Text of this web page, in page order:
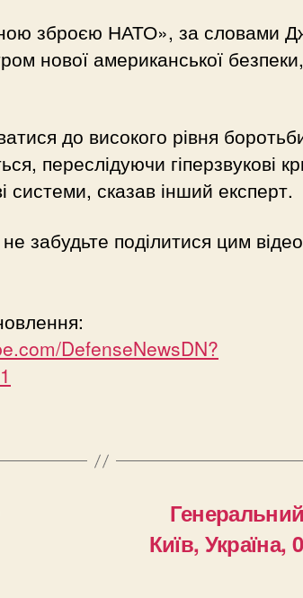
зброєю НАТО», за словами
нової американської
до високого рівня
переслідуючи гіперзвукові
системи, сказав інший експерт.
забудьте поділитися цим
DefenseNewsDN?
Київ, Україна,